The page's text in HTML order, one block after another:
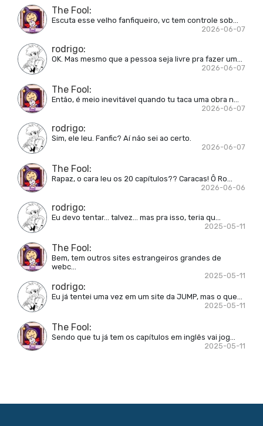
The Fool:
Escuta esse velho fanfiqueiro, vc tem controle sob...
2026-06-07
rodrigo:
OK. Mas mesmo que a pessoa seja livre pra fazer um...
2026-06-07
The Fool:
Então, é meio inevitável quando tu taca uma obra n...
2026-06-07
rodrigo:
Sim, ele leu. Fanfic? Aí não sei ao certo.
2026-06-07
The Fool:
Rapaz, o cara leu os 20 capítulos?? Caracas! Ô Ro...
2026-06-06
rodrigo:
Eu devo tentar... talvez... mas pra isso, teria qu...
2025-05-11
The Fool:
Bem, tem outros sites estrangeiros grandes de
webc...
2025-05-11
rodrigo:
Eu já tentei uma vez em um site da JUMP, mas o que...
2025-05-11
The Fool:
Sendo que tu já tem os capítulos em inglês vai jog...
2025-05-11